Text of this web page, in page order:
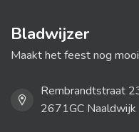
Bladwijzer
Maakt het feest nog
Rembrandtstraat
2671GC Naaldwijk